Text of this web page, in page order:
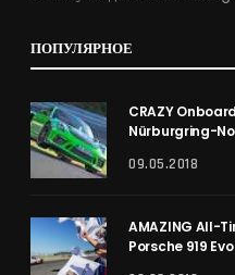
ПОПУЛЯРНОЕ
CRAZY
Nürburgring-
09.05.2018
AMAZING All-
Porsche 919